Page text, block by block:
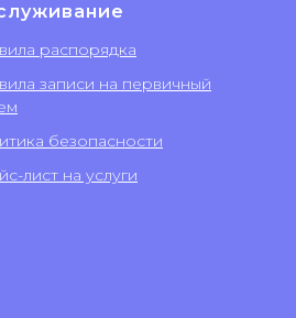
распорядка
записи на первичный
безопасности
лист на услуги